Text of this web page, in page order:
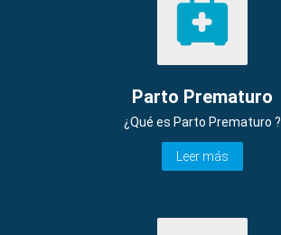
Parto Prematuro
¿Qué es Parto Prematuro ?
Leer más